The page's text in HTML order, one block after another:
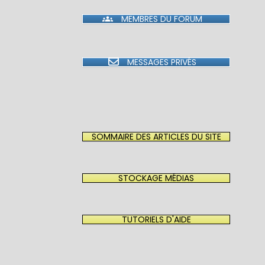
MEMBRES DU FORUM
MESSAGES PRIVÉS
SOMMAIRE DES ARTICLES DU SITE
STOCKAGE MÉDIAS
TUTORIELS D'AIDE